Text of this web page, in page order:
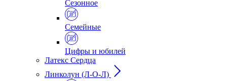
Сезонное
Семейные
Цифры и юбилей
Латекс Сердца
Линколун (Л-О-Л)